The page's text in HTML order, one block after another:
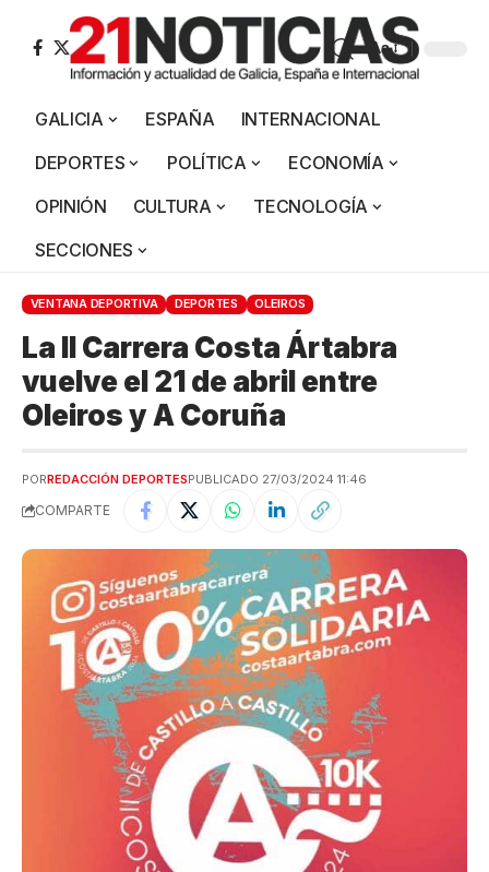
Aa
GALICIA ESPAÑA
INTERNACIONAL
DEPORTES
POLÍTICA
ECONOMÍA
OPINIÓN
CULTURA
TECNOLOGÍA
SECCIONES
VENTANA DEPORTIVA DEPORTES OLEIROS
La II Carrera Costa Ártabra
vuelve el 21 de abril entre
Oleiros y A Coruña
PORREDACCIÓN DEPORTESPUBLICADO 27/03/2024 11:46
COMPARTE